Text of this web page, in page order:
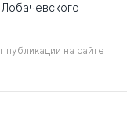
на сайте